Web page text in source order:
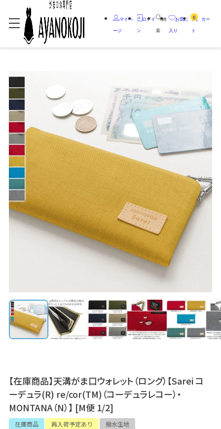
マイペ
ージ
ログイ
ン
検
索
お気に
入り
0 カー
ト
【在庫商品】天溝がま口ウォレット（ロング）【Sarei コ
ーデュラ(R) re/cor(TM)（コーデュラレコー）・
MONTANA（N）】 [M便 1/2]
在庫商品 再入荷予定あり 撥水生地